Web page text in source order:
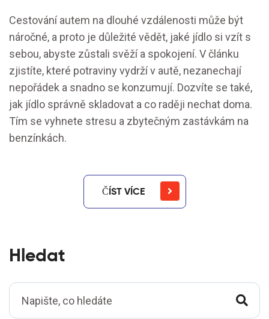
Cestování autem na dlouhé vzdálenosti může být
náročné, a proto je důležité vědět, jaké jídlo si vzít s
sebou, abyste zůstali svěží a spokojení. V článku
zjistíte, které potraviny vydrží v autě, nezanechají
nepořádek a snadno se konzumují. Dozvíte se také,
jak jídlo správně skladovat a co raději nechat doma.
Tím se vyhnete stresu a zbytečným zastávkám na
benzínkách.
ČÍST VÍCE
Hledat